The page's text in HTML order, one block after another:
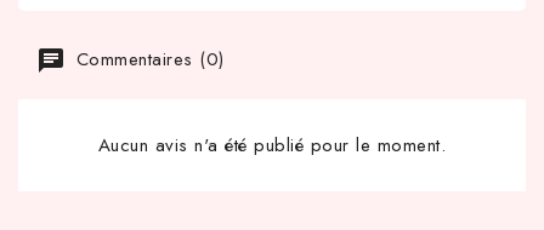
Commentaires (0)
Aucun avis n'a été publié pour le moment.